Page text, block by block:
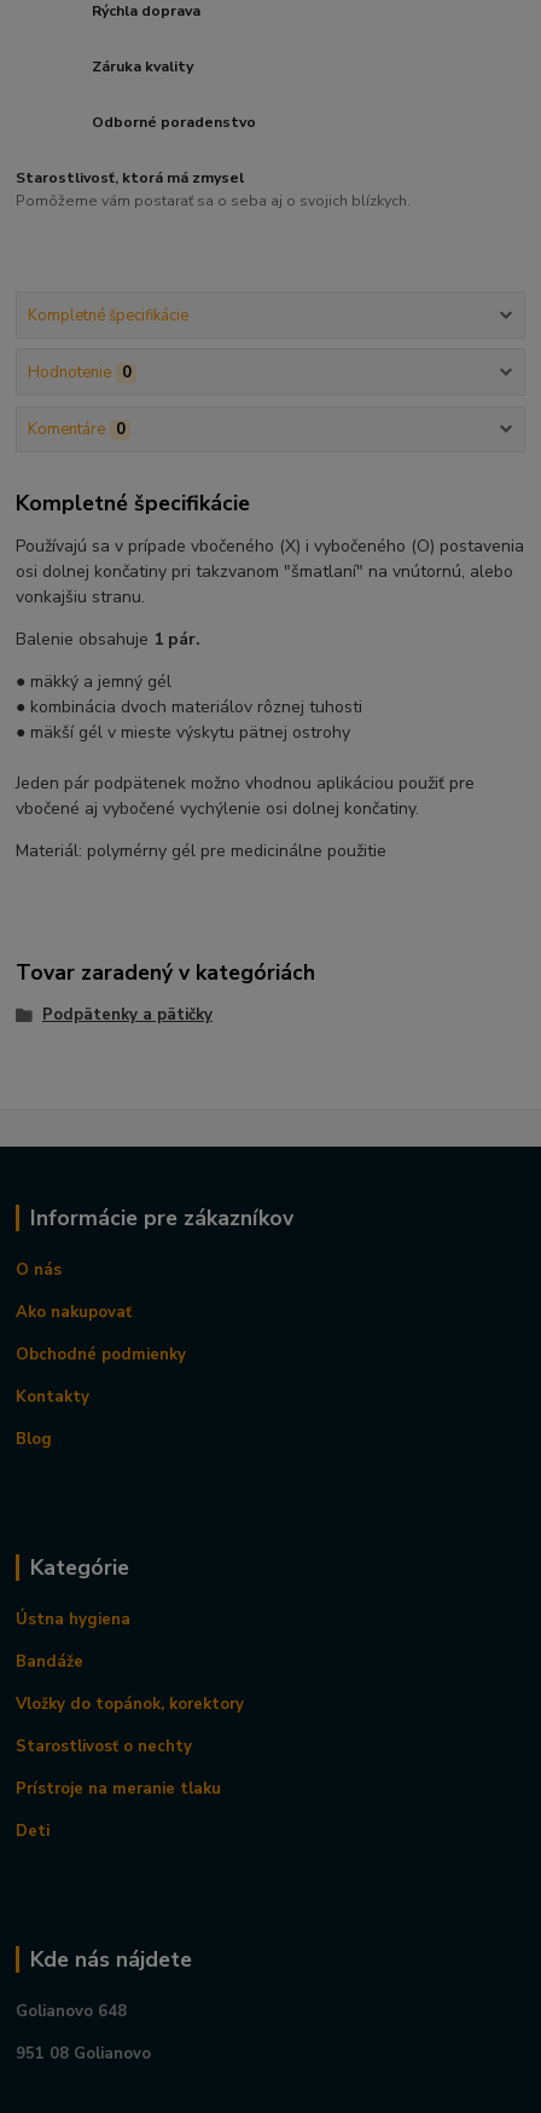
Rýchla doprava
Záruka kvality
Odborné poradenstvo
Starostlivosť, ktorá má zmysel
Pomôžeme vám postarať sa o seba aj o svojich blízkych.
Kompletné špecifikácie
Hodnotenie 0
Komentáre 0
Kompletné špecifikácie
Používajú sa v prípade vbočeného (X) i vybočeného (O) postavenia
osi dolnej končatiny pri takzvanom "šmatlaní" na vnútornú, alebo
vonkajšiu stranu.
Balenie obsahuje 1 pár.
● mäkký a jemný gél
● kombinácia dvoch materiálov rôznej tuhosti
● mäkší gél v mieste výskytu pätnej ostrohy
Jeden pár podpätenek možno vhodnou aplikáciou použiť pre
vbočené aj vybočené vychýlenie osi dolnej končatiny.
Materiál: polymérny gél pre medicinálne použitie
Tovar zaradený v kategóriách
Podpätenky a pätičky
Informácie pre zákazníkov
O nás
Ako nakupovať
Obchodné podmienky
Kontakty
Blog
Kategórie
Ústna hygiena
Bandáže
Vložky do topánok, korektory
Starostlivosť o nechty
Prístroje na meranie tlaku
Deti
Kde nás nájdete
Golianovo 648
951 08 Golianovo